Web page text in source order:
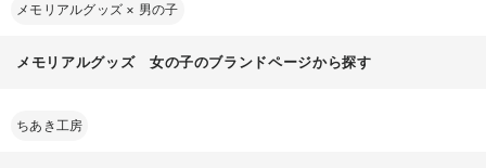
メモリアルグッズ × 男の子
メモリアルグッズ 女の子のブランドページから探す
ちあき工房